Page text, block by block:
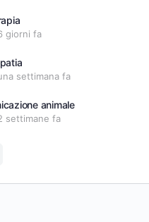
giorni fa
settimana fa
animale
settimane fa